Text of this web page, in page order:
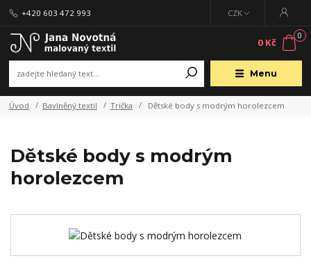
Menu
CZK
+420 603 472 993
0
0 Kč
Úvod Bavlněný textil Trička Dětské body s modrým horolezcem
Dětské body s modrým
horolezcem